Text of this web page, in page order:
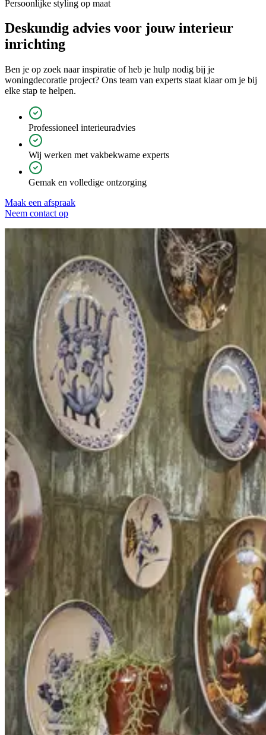
Persoonlijke styling op maat
Deskundig advies voor jouwinterieur
inrichting
Ben je op zoek naar inspiratie of heb je hulp nodig bij je
woningdecoratie project? Ons team van experts staat klaar om je bij
elke stap te helpen.
Professioneel interieuradvies
Wij werken met vakbekwame experts
Gemak en volledige ontzorging
Maak een afspraak
Neem contact op